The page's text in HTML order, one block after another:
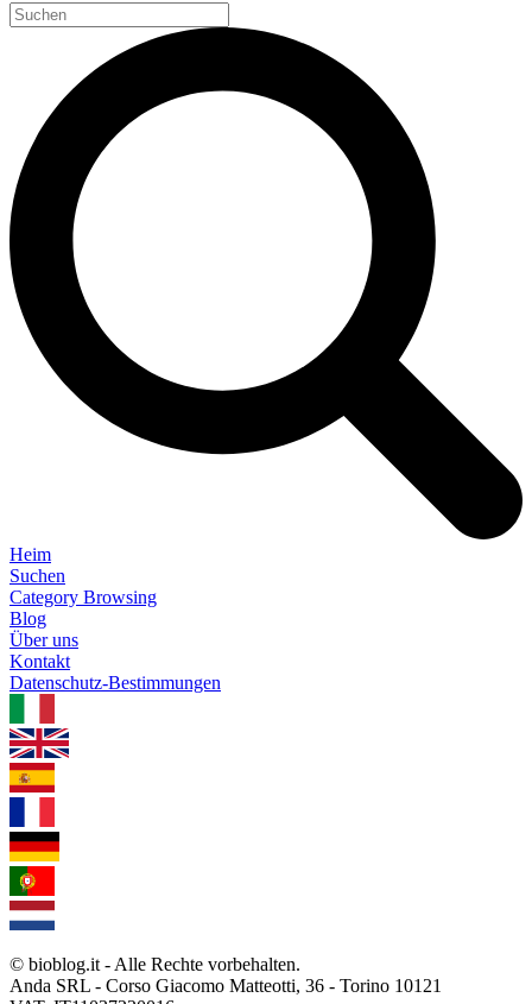
Heim
Suchen
Category Browsing
Blog
Über uns
Kontakt
Datenschutz-Bestimmungen
© bioblog.it - Alle Rechte vorbehalten.
Anda SRL - Corso Giacomo Matteotti, 36 - Torino 10121